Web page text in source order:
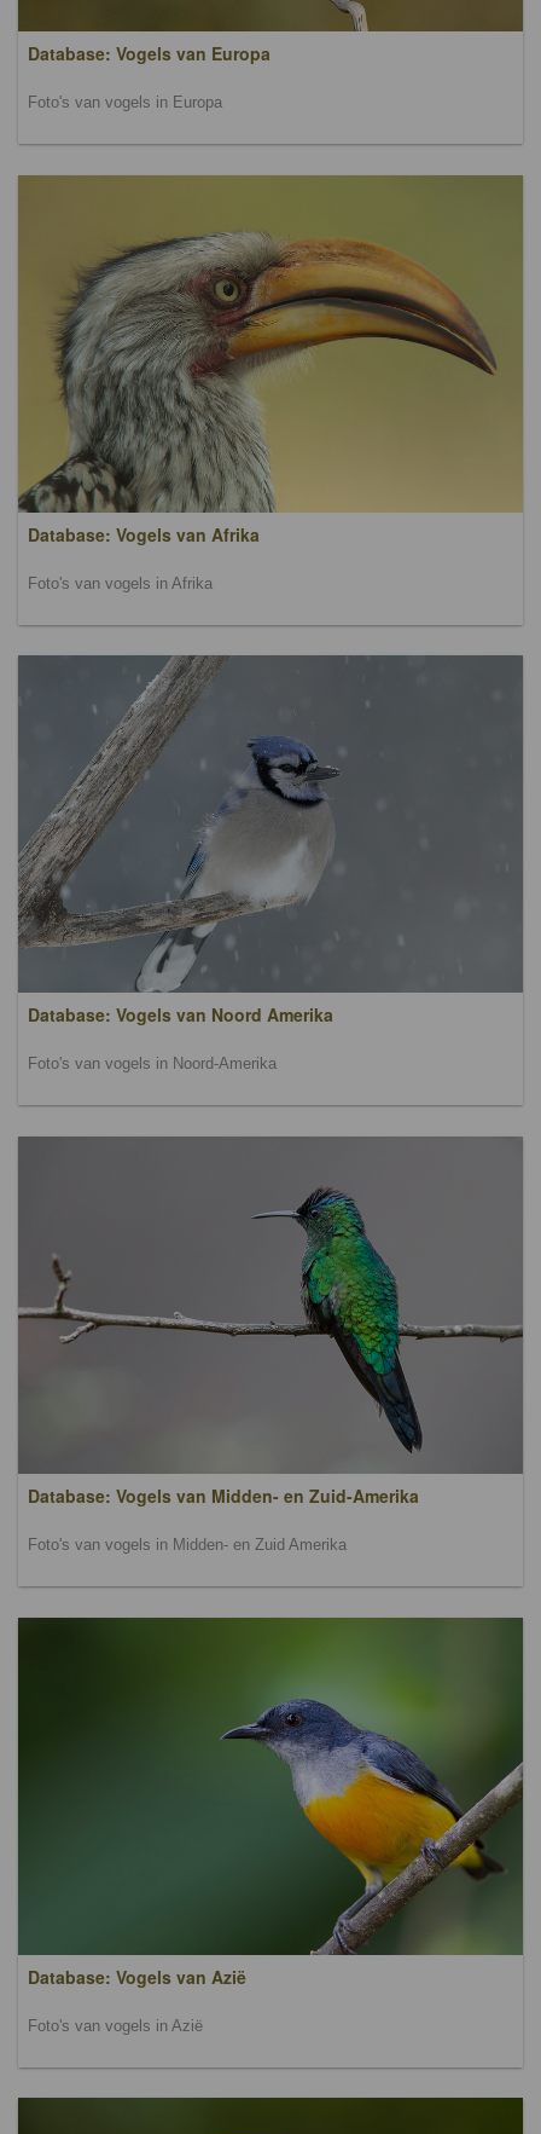
Database: Vogels van Europa
Foto's van vogels in Europa
Database: Vogels van Afrika
Foto's van vogels in Afrika
Database: Vogels van Noord Amerika
Foto's van vogels in Noord-Amerika
Database: Vogels van Midden- en Zuid-Amerika
Foto's van vogels in Midden- en Zuid Amerika
Database: Vogels van Azië
Foto's van vogels in Azië